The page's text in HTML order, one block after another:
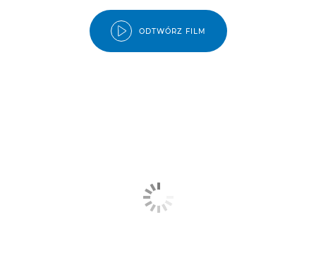
ODTWÓRZ FILM